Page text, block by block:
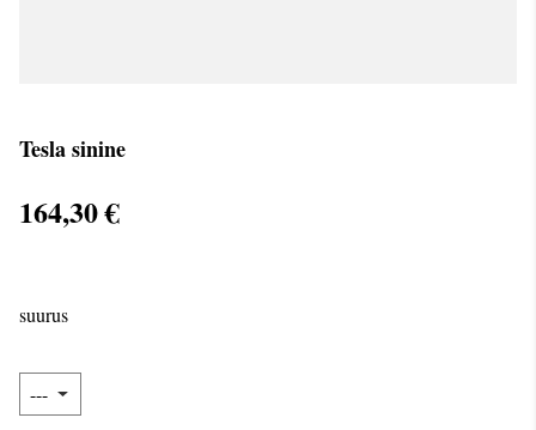
Tesla sinine
164,30 €
suurus